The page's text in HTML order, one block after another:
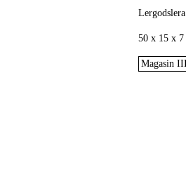
50 x 15 x 7
Magasin